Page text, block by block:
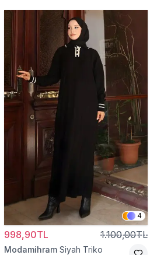
4
998,90TL 1.100,00TL
Modamihram Siyah Triko